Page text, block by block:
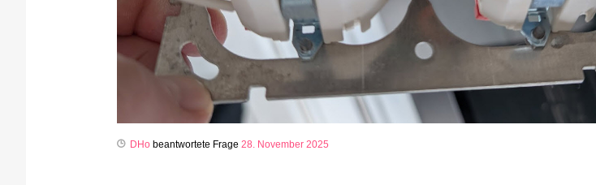
DHo beantwortete Frage 28. November 2025